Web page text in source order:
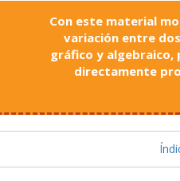
Con este material
variación entre
gráfico y algebraico,
directamente